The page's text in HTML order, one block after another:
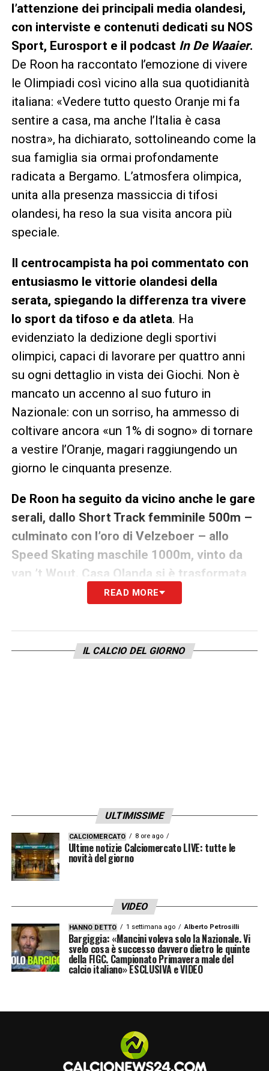
l’attenzione dei principali media olandesi,
con interviste e contenuti dedicati su NOS
Sport, Eurosport e il podcast In De Waaier.
De Roon ha raccontato l’emozione di vivere
le Olimpiadi così vicino alla sua quotidianità
italiana: «Vedere tutto questo Oranje mi fa
sentire a casa, ma anche l’Italia è casa
nostra», ha dichiarato, sottolineando come la
sua famiglia sia ormai profondamente
radicata a Bergamo. L’atmosfera olimpica,
unita alla presenza massiccia di tifosi
olandesi, ha reso la sua visita ancora più
speciale.
Il centrocampista ha poi commentato con
entusiasmo le vittorie olandesi della
serata, spiegando la differenza tra vivere
lo sport da tifoso e da atleta. Ha
evidenziato la dedizione degli sportivi
olimpici, capaci di lavorare per quattro anni
su ogni dettaglio in vista dei Giochi. Non è
mancato un accenno al suo futuro in
Nazionale: con un sorriso, ha ammesso di
coltivare ancora «un 1% di sogno» di tornare
a vestire l’Oranje, magari raggiungendo un
giorno le cinquanta presenze.
De Roon ha seguito da vicino anche le gare
serali, dallo Short Track femminile 500m –
culminato con l’oro di Velzeboer – allo
Speed Skating maschile 1000m, vinto da
van ’t Wout. Casa Olanda si è trasformata
in un vero quartier generale orange, tra
coinvolgimento crescente del pubblico.La
sua partecipazione ha contribuito a rendere
READ MORE
IL CALCIO DEL GIORNO
ULTIMISSIME
CALCIOMERCATO 8 ore ago
Ultime notizie Calciomercato LIVE: tutte le
novità del giorno
VIDEO
HANNO DETTO 1 settimana ago Alberto Petrosilli
Bargiggia: «Mancini voleva solo la Nazionale. Vi
svelo cosa è successo davvero dietro le quinte
della FIGC. Campionato Primavera male del
calcio italiano» ESCLUSIVA e VIDEO